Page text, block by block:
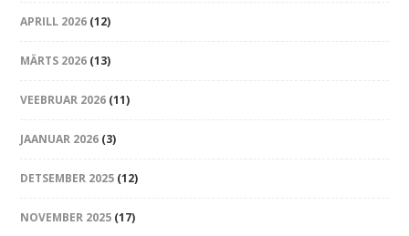
APRILL 2026 (12)
MÄRTS 2026 (13)
VEEBRUAR 2026 (11)
JAANUAR 2026 (3)
DETSEMBER 2025 (12)
NOVEMBER 2025 (17)